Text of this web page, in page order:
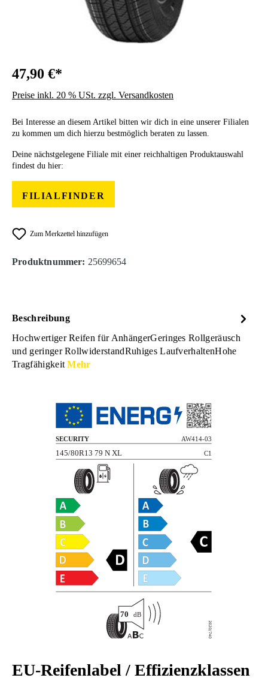
47,90 €*
Preise inkl. 20 % USt. zzgl. Versandkosten
Bei Interesse an diesem Artikel bitten wir dich in eine unserer Filialen
zu kommen um dich hierzu bestmöglich beraten zu lassen.
Deine nächstgelegene Filiale mit einer reichhaltigen Produktauswahl
findest du hier:
FILIALFINDER
Zum Merkzettel hinzufügen
Produktnummer: 25699654
Beschreibung
Hochwertiger Reifen für AnhängerGeringes Rollgeräusch
und geringer RollwiderstandRuhiges LaufverhaltenHohe
TragfähigkeitMehr
EU-Reifenlabel / Effizienzklassen